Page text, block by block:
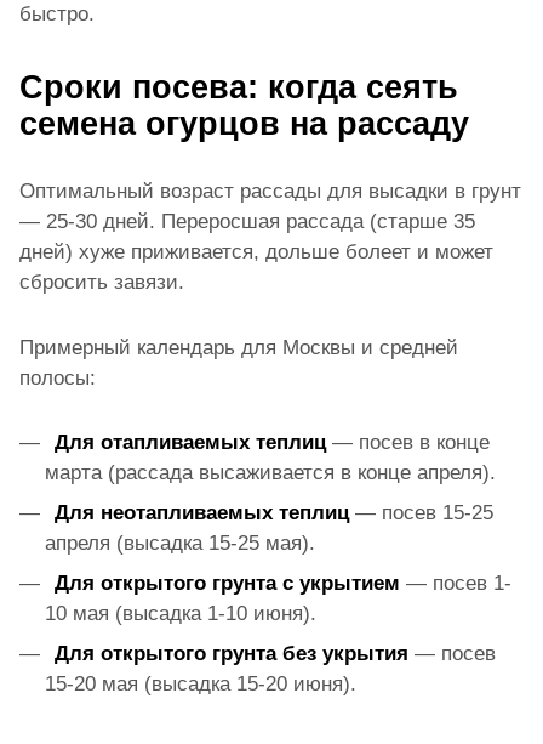
быстро.
Сроки посева: когда сеять
семена огурцов на рассаду
Оптимальный возраст рассады для высадки в грунт
— 25-30 дней. Переросшая рассада (старше 35
дней) хуже приживается, дольше болеет и может
сбросить завязи.
Примерный календарь для Москвы и средней
полосы:
Для отапливаемых теплиц— посев в конце
марта (рассада высаживается в конце апреля).
Для неотапливаемых теплиц— посев 15-25
апреля (высадка 15-25 мая).
Для открытого грунта с укрытием — посев 1-
10 мая (высадка 1-10 июня).
Для открытого грунта без укрытия — посев
15-20 мая (высадка 15-20 июня).